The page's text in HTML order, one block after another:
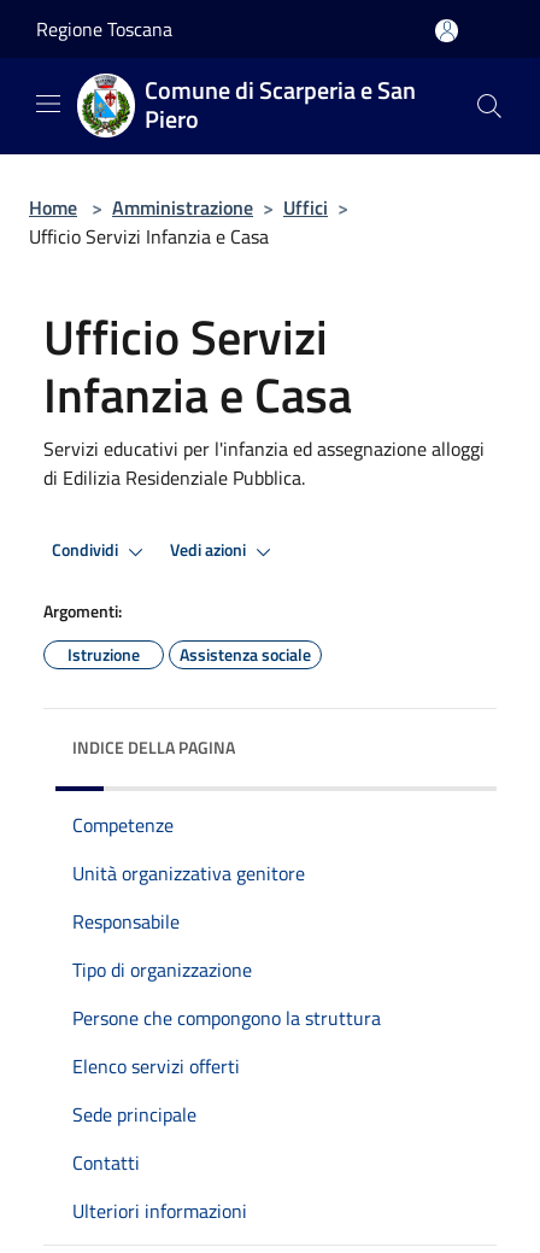
Regione Toscana
Comune di Scarperia e San
Piero
Home > Amministrazione > Uffici >
Ufficio Servizi Infanzia e Casa
Ufficio Servizi
Infanzia e Casa
Servizi educativi per l'infanzia ed assegnazione alloggi
di Edilizia Residenziale Pubblica.
Condividi Vedi azioni
Argomenti:
Istruzione
Assistenza sociale
INDICE DELLA PAGINA
Competenze
Unità organizzativa genitore
Responsabile
Tipo di organizzazione
Persone che compongono la struttura
Elenco servizi offerti
Sede principale
Contatti
Ulteriori informazioni